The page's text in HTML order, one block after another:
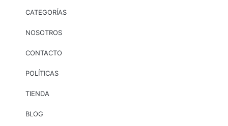
CATEGORÍAS
NOSOTROS
CONTACTO
POLÍTICAS
TIENDA
BLOG